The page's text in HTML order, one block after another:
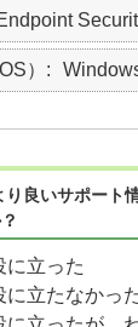
）
り良いサポー
に立った
に立たなかっ